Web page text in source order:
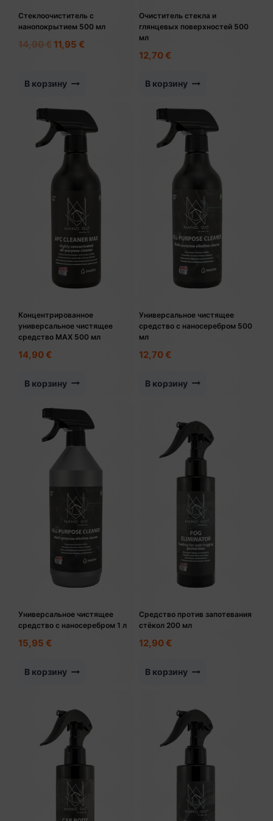
Стеклоочиститель с
нанопокрытием 500 мл
14,90€ Первоначальная
14,90 €.
11,95 €
В корзину
Очиститель стекла и
глянцевых поверхностей 500
мл
12,70€
В корзину
Концентрированное
универсальное чистящее
средство MAX 500 мл
14,90€
В корзину
Универсальное чистящее
средство с наносеребром 500
мл
12,70€
В корзину
Универсальное чистящее
средство с наносеребром 1 л
15,95 €
В корзину
Средство против запотевания
стёкол 200 мл
12,90€
В корзину